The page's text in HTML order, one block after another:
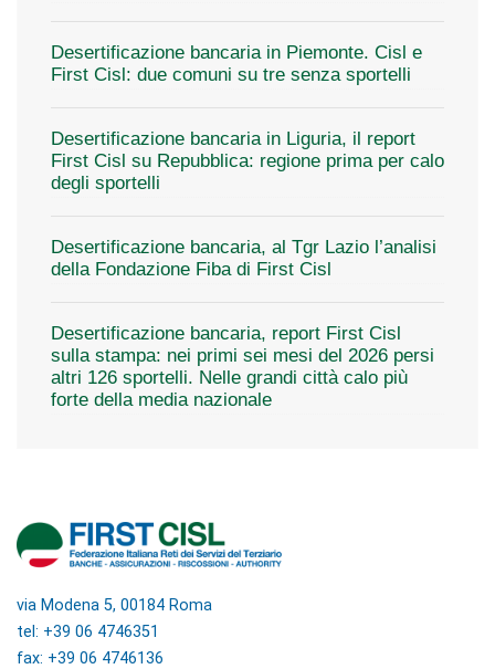
Desertificazione bancaria in Piemonte. Cisl e
First Cisl: due comuni su tre senza sportelli
Desertificazione bancaria in Liguria, il report
First Cisl su Repubblica: regione prima per calo
degli sportelli
Desertificazione bancaria, al Tgr Lazio l’analisi
della Fondazione Fiba di First Cisl
Desertificazione bancaria, report First Cisl
sulla stampa: nei primi sei mesi del 2026 persi
altri 126 sportelli. Nelle grandi città calo più
forte della media nazionale
via Modena 5, 00184 Roma
tel: +39 06 4746351
fax: +39 06 4746136